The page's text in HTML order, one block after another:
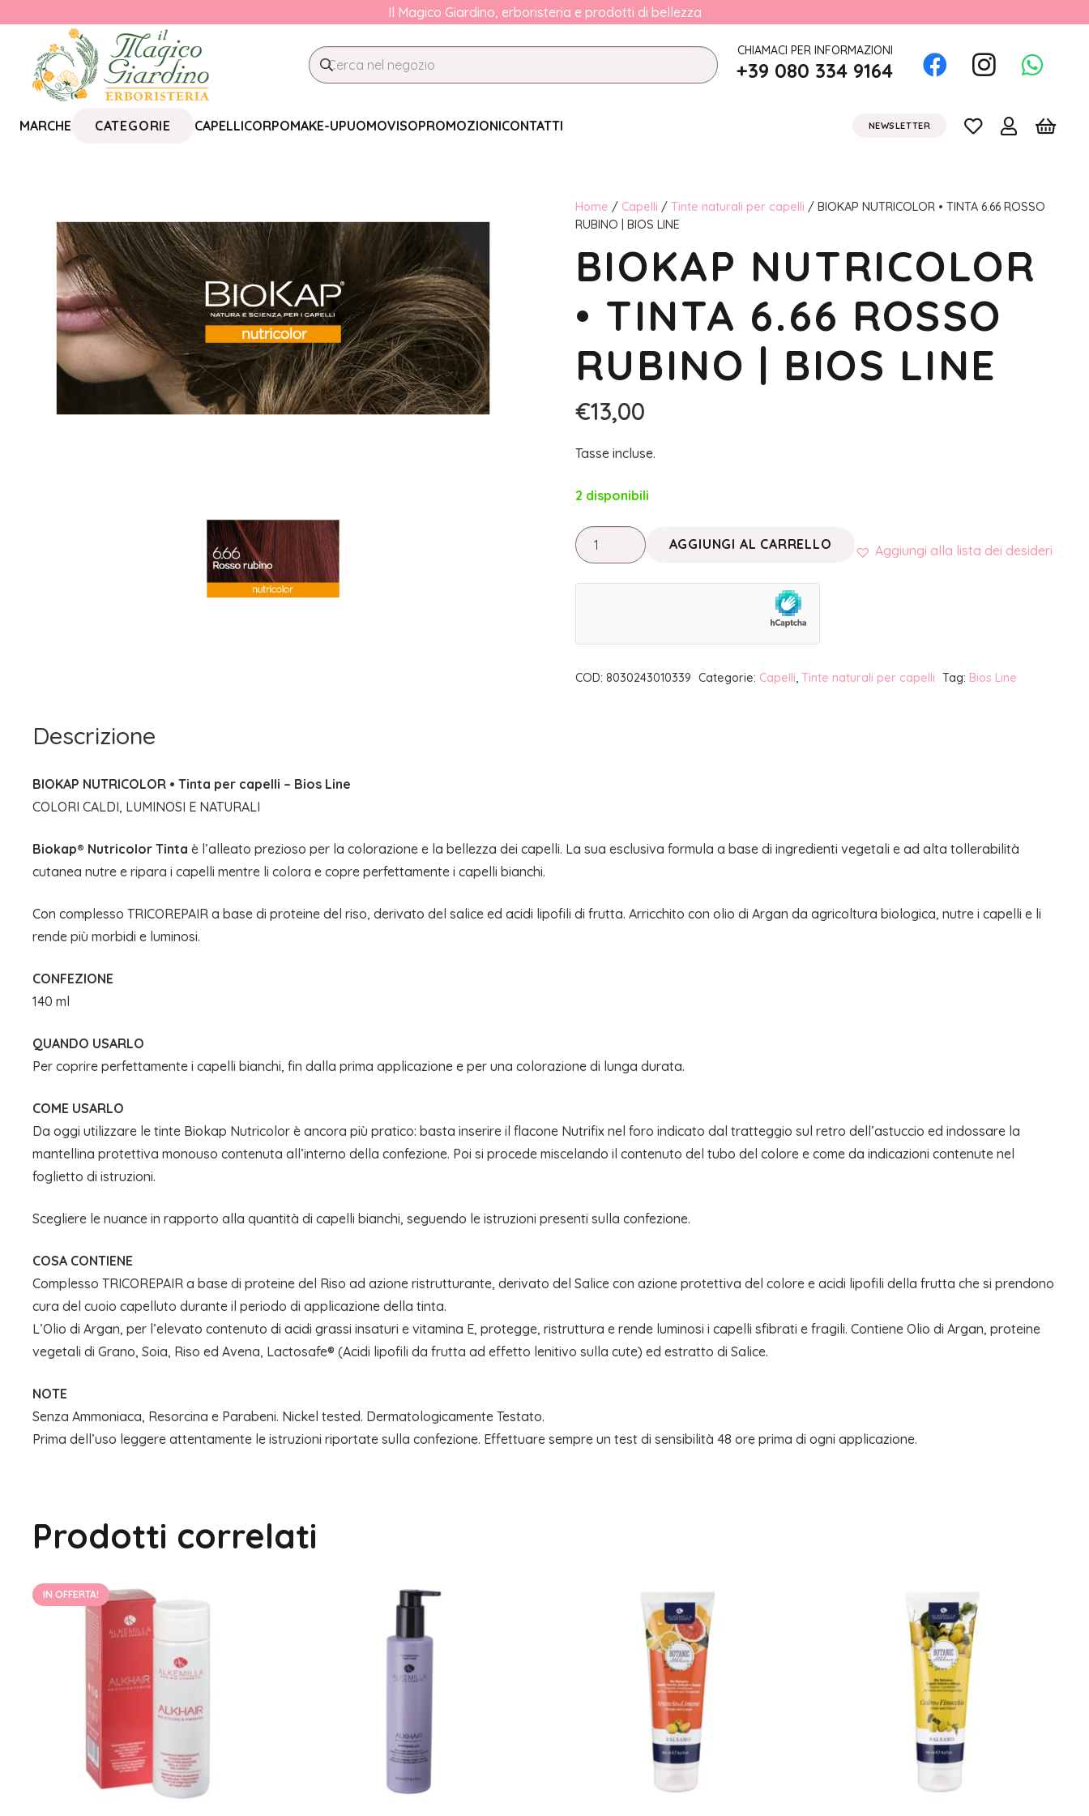
Il Magico Giardino, erboristeria e prodotti di bellezza
CHIAMACI PER INFORMAZIONI
+39 080 334 9164
MARCHE CATEGORIE CAPELLICORPOMAKE-UPUOMOVISOPROMOZIONICONTATTI NEWSLETTER
Home / Capelli / Tinte naturali per capelli / BIOKAP NUTRICOLOR • TINTA 6.66 ROSSO
RUBINO | BIOS LINE
BIOKAP NUTRICOLOR
• TINTA 6.66 ROSSO
RUBINO | BIOS LINE
€13,00
Tasse incluse.
2 disponibili
BIOKAP
NUTRICOLOR
•
ROSSO
RUBINO
AGGIUNGI AL CARRELLO Aggiungi alla lista dei desideri
COD: 8030243010339 Categorie: Capelli, Tinte naturali per capelli Tag: Bios Line
Descrizione
BIOKAP NUTRICOLOR • Tinta per capelli – Bios Line
COLORI CALDI, LUMINOSI E NATURALI
Biokap® Nutricolor Tinta è l’alleato prezioso per la colorazione e la bellezza dei capelli. La sua esclusiva formula a base di ingredienti vegetali e ad alta tollerabilità
cutanea nutre e ripara i capelli mentre li colora e copre perfettamente i capelli bianchi.
Con complesso TRICOREPAIR a base di proteine del riso, derivato del salice ed acidi lipofili di frutta. Arricchito con olio di Argan da agricoltura biologica, nutre i capelli e li
rende più morbidi e luminosi.
CONFEZIONE
140 ml
QUANDO USARLO
Per coprire perfettamente i capelli bianchi, fin dalla prima applicazione e per una colorazione di lunga durata.
COME USARLO
Da oggi utilizzare le tinte Biokap Nutricolor è ancora più pratico: basta inserire il flacone Nutrifix nel foro indicato dal tratteggio sul retro dell’astuccio ed indossare la
mantellina protettiva monouso contenuta all’interno della confezione. Poi si procede miscelando il contenuto del tubo del colore e come da indicazioni contenute nel
foglietto di istruzioni.
Scegliere le nuance in rapporto alla quantità di capelli bianchi, seguendo le istruzioni presenti sulla confezione.
COSA CONTIENE
Complesso TRICOREPAIR a base di proteine del Riso ad azione ristrutturante, derivato del Salice con azione protettiva del colore e acidi lipofili della frutta che si prendono
cura del cuoio capelluto durante il periodo di applicazione della tinta.
L’Olio di Argan, per l’elevato contenuto di acidi grassi insaturi e vitamina E, protegge, ristruttura e rende luminosi i capelli sfibrati e fragili. Contiene Olio di Argan, proteine
vegetali di Grano, Soia, Riso ed Avena, Lactosafe® (Acidi lipofili da frutta ad effetto lenitivo sulla cute) ed estratto di Salice.
NOTE
Senza Ammoniaca, Resorcina e Parabeni. Nickel tested. Dermatologicamente Testato.
Prima dell’uso leggere attentamente le istruzioni riportate sulla confezione. Effettuare sempre un test di sensibilità 48 ore prima di ogni applicazione.
Prodotti correlati
IN OFFERTA!